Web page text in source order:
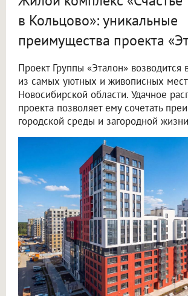
в Кольцово»: уникальные
преимущества проекта
Проект Группы «Эталон» возводится
из самых уютных и живописных
Новосибирской области. Удачное
проекта позволяет ему сочетать
городской среды и загородной